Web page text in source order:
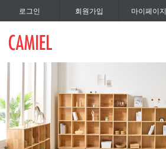
로그인 회원가입 마이페이지